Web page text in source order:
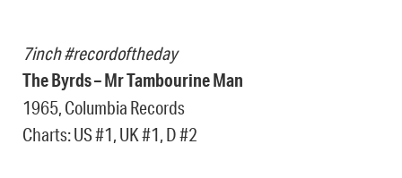
7inch #recordoftheday
The Byrds – Mr Tambourine Man
1965, Columbia Records
Charts: US #1, UK #1, D #2